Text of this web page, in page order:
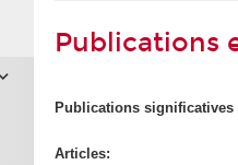
Publications
Publications
Articles: